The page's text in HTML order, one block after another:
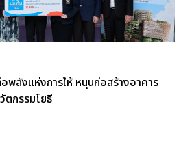
พลังแห่งการให้ หนุนก่อสร้างอาคาร
ตกรรมโยธี